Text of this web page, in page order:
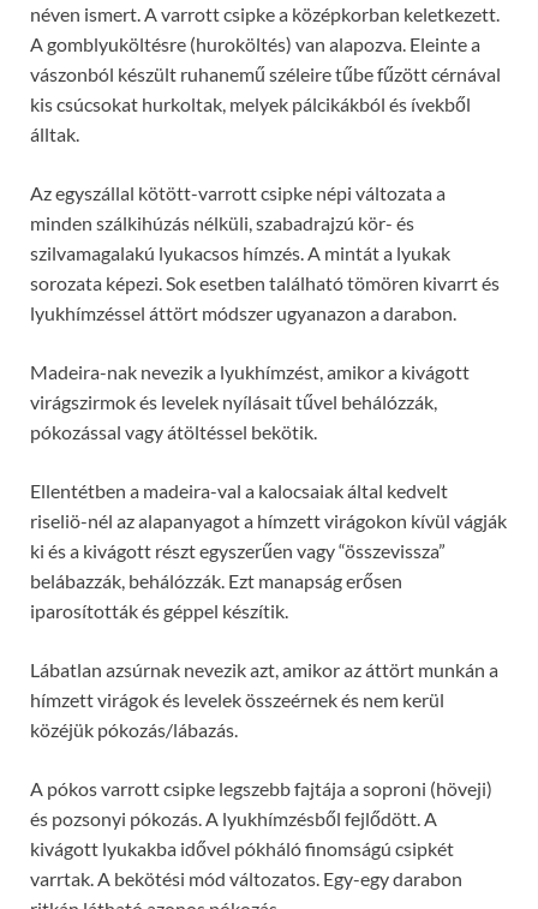
néven ismert. A varrott csipke a középkorban keletkezett.
A gomblyuköltésre (huroköltés) van alapozva. Eleinte a
vászonból készült ruhanemű széleire tűbe fűzött cérnával
kis csúcsokat hurkoltak, melyek pálcikákból és ívekből
álltak.
Az egyszállal kötött-varrott csipke népi változata a
minden szálkihúzás nélküli, szabadrajzú kör- és
szilvamagalakú lyukacsos hímzés. A mintát a lyukak
sorozata képezi. Sok esetben található tömören kivarrt és
lyukhímzéssel áttört módszer ugyanazon a darabon.
Madeira-nak nevezik a lyukhímzést, amikor a kivágott
virágszirmok és levelek nyílásait tűvel behálózzák,
pókozással vagy átöltéssel bekötik.
Ellentétben a madeira-val a kalocsaiak által kedvelt
riseliö-nél az alapanyagot a hímzett virágokon kívül vágják
ki és a kivágott részt egyszerűen vagy “összevissza”
belábazzák, behálózzák. Ezt manapság erősen
iparosították és géppel készítik.
Lábatlan azsúrnak nevezik azt, amikor az áttört munkán a
hímzett virágok és levelek összeérnek és nem kerül
közéjük pókozás/lábazás.
A pókos varrott csipke legszebb fajtája a soproni (höveji)
és pozsonyi pókozás. A lyukhímzésből fejlődött. A
kivágott lyukakba idővel pókháló finomságú csipkét
varrtak. A bekötési mód változatos. Egy-egy darabon